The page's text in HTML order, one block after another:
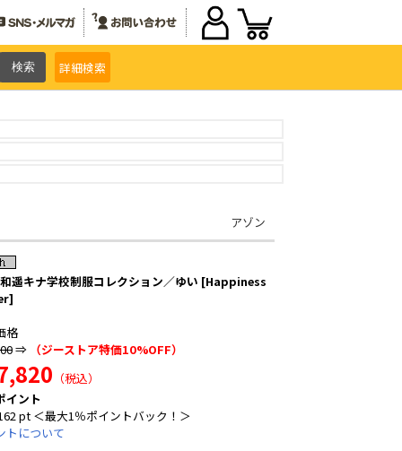
詳細検索
アゾン
遥キナ学校制服コレクション／ゆい [Happiness
格
⇒ （ジーストア特価10%OFF）
（税込）
イント
pt ＜最大1％ポイントバック！＞
トについて